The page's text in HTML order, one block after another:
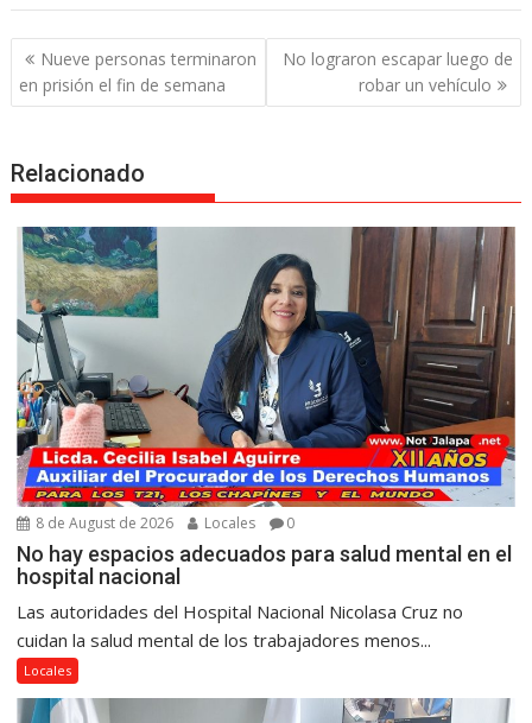
Post
navigation
Nueve personas terminaron
en prisión el fin de semana
No lograron escapar luego de
robar un vehículo
Relacionado
8 de August de 2026 Locales 0
No hay espacios adecuados para salud mental en el
hospital nacional
Las autoridades del Hospital Nacional Nicolasa Cruz no
cuidan la salud mental de los trabajadores menos...
Locales